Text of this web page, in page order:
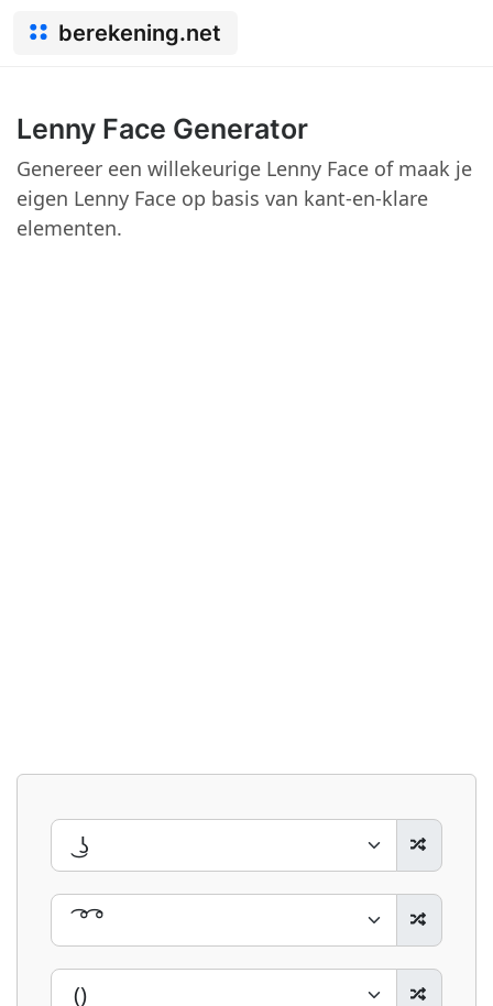
berekening.net
Lenny Face Generator
Genereer een willekeurige Lenny Face of maak je
eigen Lenny Face op basis van kant-en-klare
elementen.